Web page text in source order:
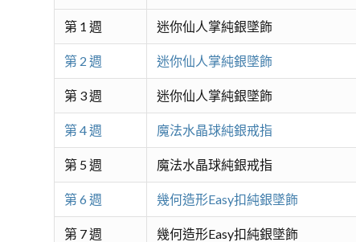
第 1 週 迷你仙人掌純銀墜飾
第 2 週 迷你仙人掌純銀墜飾
第 3 週 迷你仙人掌純銀墜飾
第 4 週 魔法水晶球純銀戒指
第 5 週 魔法水晶球純銀戒指
第 6 週 幾何造形Easy扣純銀墜飾
第 7 週 幾何造形Easy扣純銀墜飾